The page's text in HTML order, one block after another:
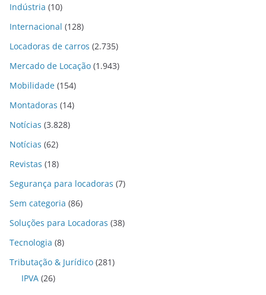
Indústria (10)
Internacional (128)
Locadoras de carros (2.735)
Mercado de Locação (1.943)
Mobilidade (154)
Montadoras (14)
Notícias (3.828)
Notícias (62)
Revistas (18)
Segurança para locadoras (7)
Sem categoria (86)
Soluções para Locadoras (38)
Tecnologia (8)
Tributação & Jurídico (281)
IPVA (26)